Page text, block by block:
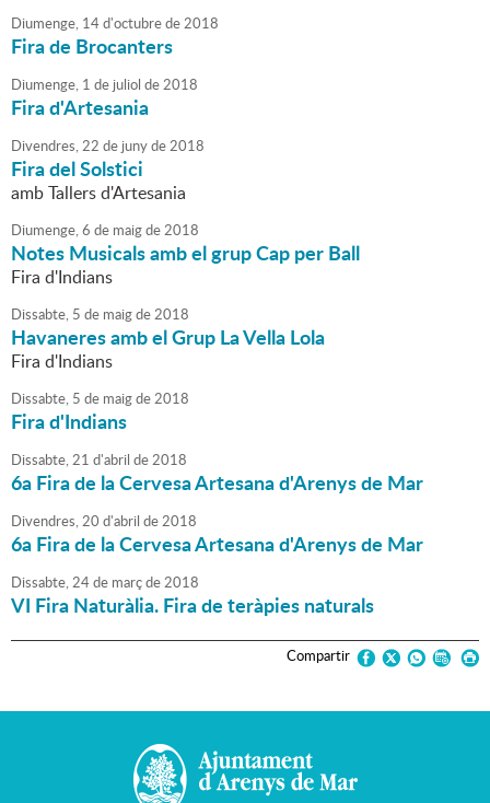
Diumenge, 14d'octubrede2018
Fira de Brocanters
Diumenge, 1 de juliol de2018
Fira d'Artesania
Divendres,22 de junyde2018
Fira del Solstici
amb Tallers d'Artesania
Diumenge,6 de maigde2018
Notes Musicals amb el grup Cap per Ball
Fira d'Indians
Dissabte, 5 de maigde2018
Havaneres amb el Grup La Vella Lola
Fira d'Indians
Dissabte, 5 de maigde2018
Fira d'Indians
Dissabte,21 d'abril de2018
6a Fira de la Cervesa Artesana d'Arenys de Mar
Divendres,20 d'abril de2018
6a Fira de la Cervesa Artesana d'Arenys de Mar
Dissabte,24de marçde2018
VI Fira Naturàlia. Fira de teràpies naturals
Compartir